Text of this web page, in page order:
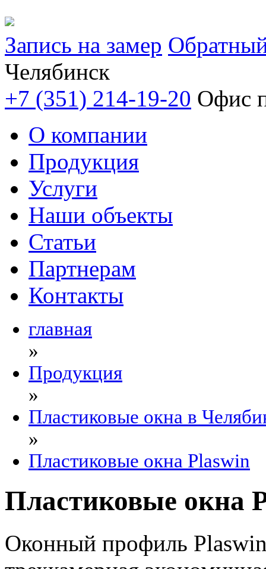
Запись на замер
Челябинск
+7 (351) 214-19-20 Офис
О компании
Продукция
Услуги
Наши объекты
Статьи
Партнерам
Контакты
главная
»
Продукция
»
Пластиковые окна в
»
Пластиковые окна Plaswin
Пластиковые окна
Оконный профиль